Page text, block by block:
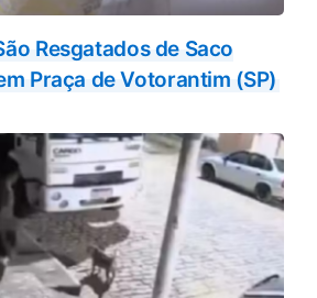
Resgatados de Saco
Praça de Votorantim (SP)